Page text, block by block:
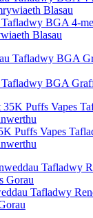
BGA 4-
Blasau
Tafladwy BGA
Puffs Vapes
Tafladwy